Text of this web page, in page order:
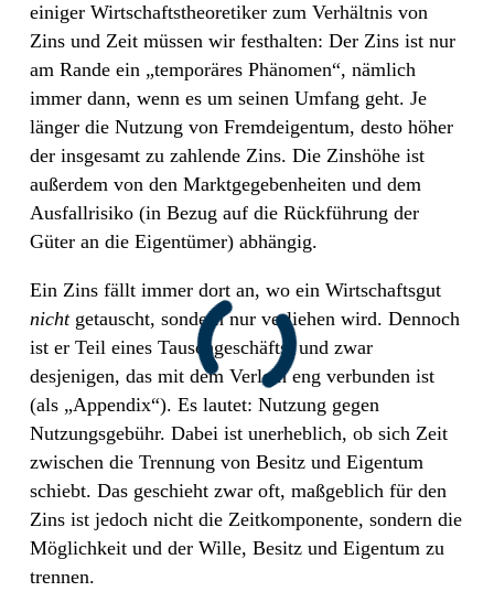
einiger Wirtschaftstheoretiker zum Verhältnis von
Zins und Zeit müssen wir festhalten: Der Zins ist nur
am Rande ein „temporäres Phänomen“, nämlich
immer dann, wenn es um seinen Umfang geht. Je
länger die Nutzung von Fremdeigentum, desto höher
der insgesamt zu zahlende Zins. Die Zinshöhe ist
außerdem von den Marktgegebenheiten und dem
Ausfallrisiko (in Bezug auf die Rückführung der
Güter an die Eigentümer) abhängig.
Ein Zins fällt immer dort an, wo ein Wirtschaftsgut
nichtgetauscht, sondern nur verliehen wird. Dennoch
ist er Teil eines Tauschgeschäfts, und zwar
desjenigen, das mit dem Verleih eng verbunden ist
(als „Appendix“). Es lautet: Nutzung gegen
Nutzungsgebühr. Dabei ist unerheblich, ob sich Zeit
zwischen die Trennung von Besitz und Eigentum
schiebt. Das geschieht zwar oft, maßgeblich für den
Zins ist jedoch nicht die Zeitkomponente, sondern die
Möglichkeit und der Wille, Besitz und Eigentum zu
trennen.